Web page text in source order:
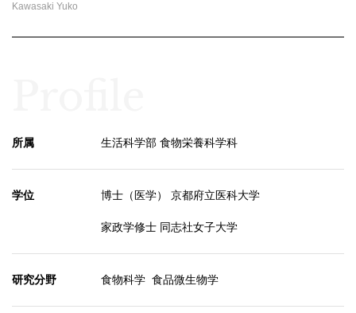
Kawasaki Yuko
所属 生活科学部 食物栄養科学科
学位 博士（医学） 京都府立医科大学
家政学修士 同志社女子大学
研究分野 食物科学 食品微生物学